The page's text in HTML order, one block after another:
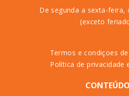
De segunda a sexta-feira,
(exceto
Termos e condiçoes
Política de privacidade